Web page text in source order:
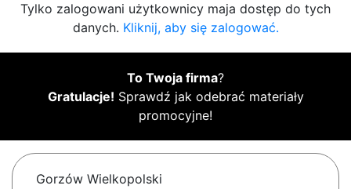
Tylko zalogowani użytkownicy maja dostęp do tych
danych. Kliknij, aby się zalogować.
To Twoja firma?
Gratulacje! Sprawdź jak odebrać materiały
promocyjne!
Gorzów Wielkopolski